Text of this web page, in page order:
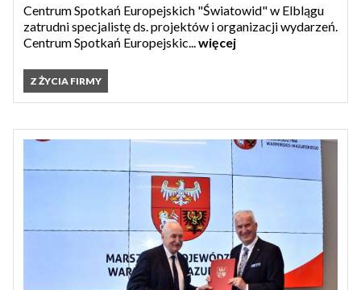
Centrum Spotkań Europejskich "Światowid" w Elblągu
zatrudni specjalistę ds. projektów i organizacji wydarzeń.
Centrum Spotkań Europejskic...więcej
Z ŻYCIA FIRMY